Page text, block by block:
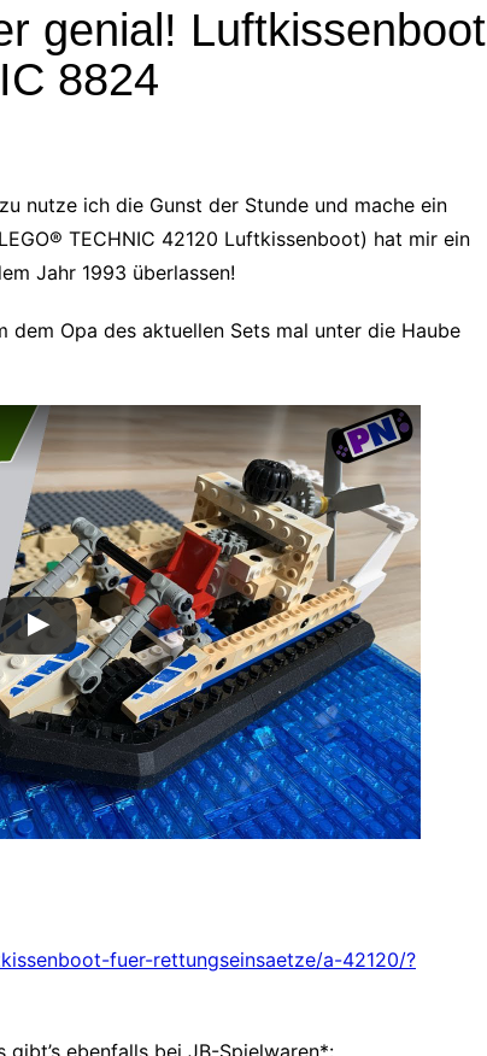
genial! Luftkissenboot
8824
nutze ich die Gunst der Stunde und mache ein
TECHNIC 42120 Luftkissenboot) hat mir ein
Jahr 1993 überlassen!
Opa des aktuellen Sets mal unter die Haube
fuer-rettungseinsaetze/a-42120/?
gibt’s ebenfalls bei JB-Spielwaren*: